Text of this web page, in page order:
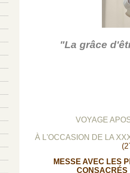
"La grâce
VOYAGE
À L'OCCASION DE LA
MESSE AVEC LES
CONSACRÉS